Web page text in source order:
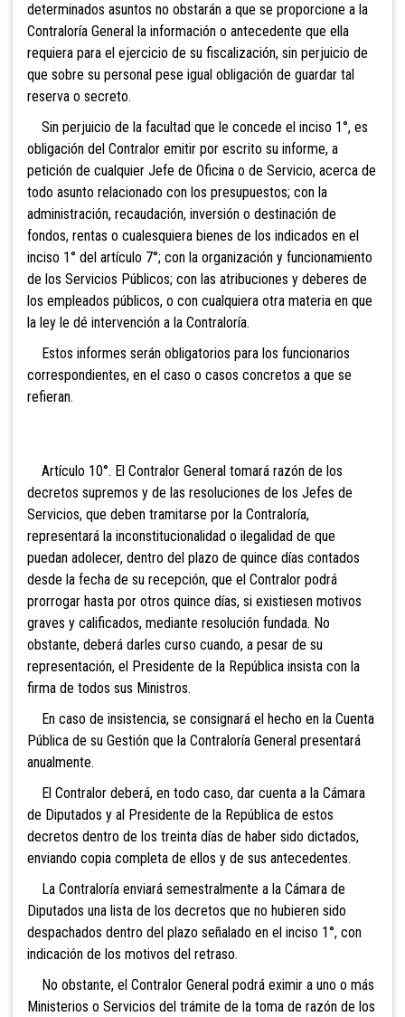
determinados asuntos no obstarán a que se proporcione a la
Contraloría General la información o antecedente que ella
requiera para el ejercicio de su fiscalización, sin perjuicio de
que sobre su personal pese igual obligación de guardar tal
reserva o secreto.
Sin perjuicio de la facultad que le concede el inciso 1°, es
obligación del Contralor emitir por escrito su informe, a
petición de cualquier Jefe de Oficina o de Servicio, acerca de
todo asunto relacionado con los presupuestos; con la
administración, recaudación, inversión o destinación de
fondos, rentas o cualesquiera bienes de los indicados en el
inciso 1° del artículo 7°; con la organización y funcionamiento
de los Servicios Públicos; con las atribuciones y deberes de
los empleados públicos, o con cualquiera otra materia en que
la ley le dé intervención a la Contraloría.
Estos informes serán obligatorios para los funcionarios
correspondientes, en el caso o casos concretos a que se
refieran.
Artículo 10°. El Contralor General tomará razón de los
decretos supremos y de las resoluciones de los Jefes de
Servicios, que deben tramitarse por la Contraloría,
representará la inconstitucionalidad o ilegalidad de que
puedan adolecer, dentro del plazo de quince días contados
desde la fecha de su recepción, que el Contralor podrá
prorrogar hasta por otros quince días, si existiesen motivos
graves y calificados, mediante resolución fundada. No
obstante, deberá darles curso cuando, a pesar de su
representación, el Presidente de la República insista con la
firma de todos sus Ministros.
En caso de insistencia, se consignará el hecho en la Cuenta
Pública de su Gestión que la Contraloría General presentará
anualmente.
El Contralor deberá, en todo caso, dar cuenta a la Cámara
de Diputados y al Presidente de la República de estos
decretos dentro de los treinta días de haber sido dictados,
enviando copia completa de ellos y de sus antecedentes.
La Contraloría enviará semestralmente a la Cámara de
Diputados una lista de los decretos que no hubieren sido
despachados dentro del plazo señalado en el inciso 1°, con
indicación de los motivos del retraso.
No obstante, el Contralor General podrá eximir a uno o más
Ministerios o Servicios del trámite de la toma de razón de los